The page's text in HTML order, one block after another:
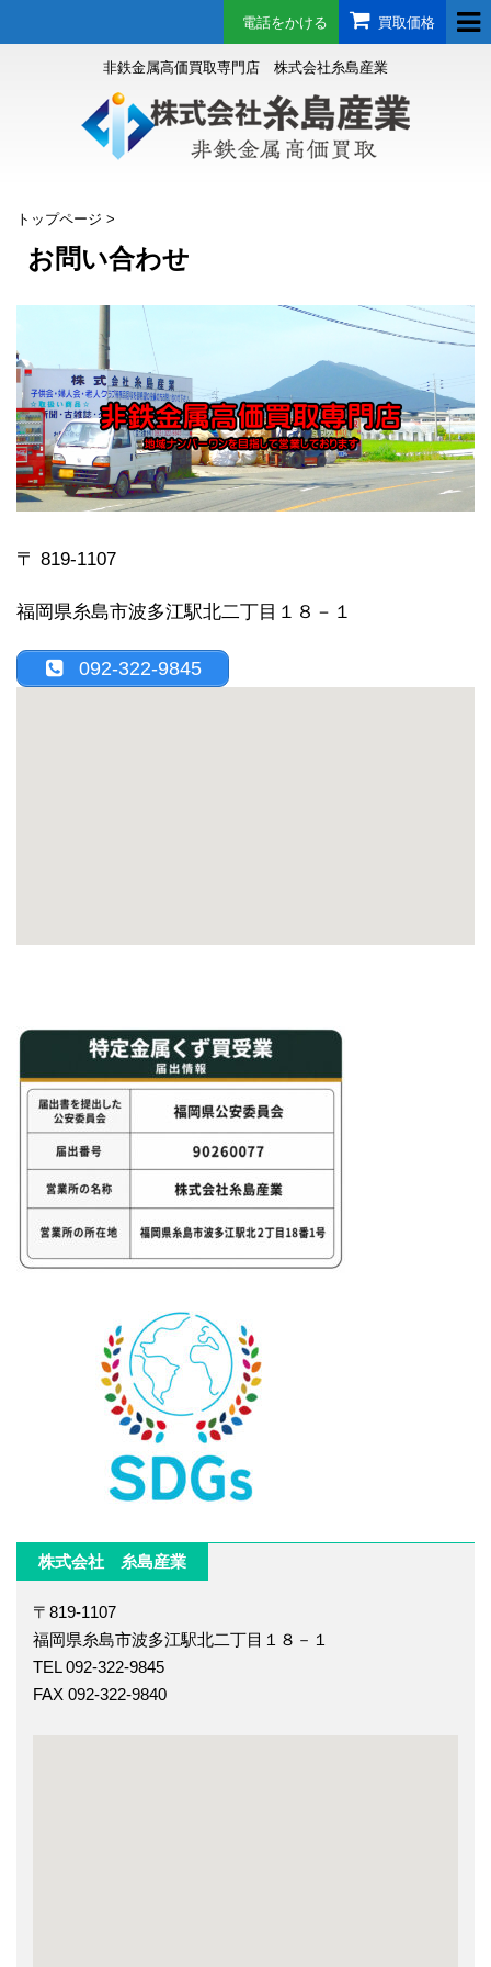
買取価格
電話をかける
非鉄金属高価買取専門店 株式会社糸島産業
トップページ >
お問い合わせ
〒 819-1107
福岡県糸島市波多江駅北二丁目１８－１
092-322-9845
株式会社 糸島産業
〒819-1107
福岡県糸島市波多江駅北二丁目１８－１
TEL 092-322-9845
FAX 092-322-9840